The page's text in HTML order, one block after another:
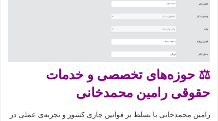
⚖️ حوزه‌های تخصصی و خدمات
حقوقی رامین محمدخانی
رامین محمدخانی با تسلط بر قوانین جاری کشور و تجربه‌ی عملی در